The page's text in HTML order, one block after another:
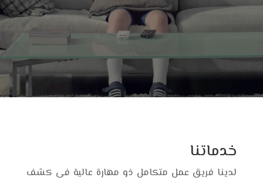
خدماتنا
لدينا فريق عمل متكامل ذو مهارة عالية فى كشف